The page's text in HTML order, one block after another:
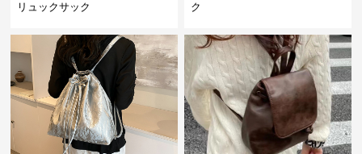
リュックサック
ク